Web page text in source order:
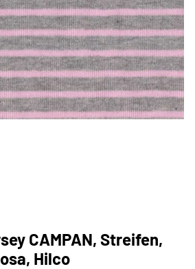
CAMPAN, Streifen,
Hilco